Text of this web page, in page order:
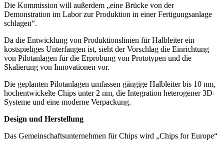
Die Kommission will außerdem „eine Brücke von der
Demonstration im Labor zur Produktion in einer Fertigungsanlage
schlagen“.
Da die Entwicklung von Produktionslinien für Halbleiter ein
kostspieliges Unterfangen ist, sieht der Vorschlag die Einrichtung
von Pilotanlagen für die Erprobung von Prototypen und die
Skalierung von Innovationen vor.
Die geplanten Pilotanlagen umfassen gängige Halbleiter bis 10 nm,
hochentwickelte Chips unter 2 nm, die Integration heterogener 3D-
Systeme und eine moderne Verpackung.
Design und Herstellung
Das Gemeinschaftsunternehmen für Chips wird „Chips for Europe“